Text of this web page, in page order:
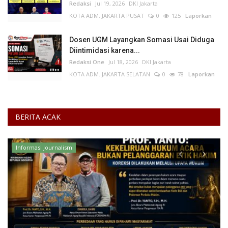
Redaksi Jul 19, 2026 DKI Jakarta
KOTA ADM. JAKARTA PUSAT
0 125 Laporkan
Dosen UGM Layangkan Somasi Usai Diduga
Diintimidasi karena...
Redaksi One Jul 18, 2026 DKI Jakarta
KOTA ADM. JAKARTA SELATAN
0 78 Laporkan
BERITA ACAK
Kesehatan